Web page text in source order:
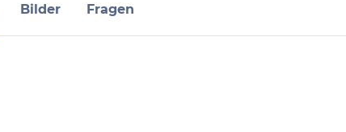
Bilder Fragen